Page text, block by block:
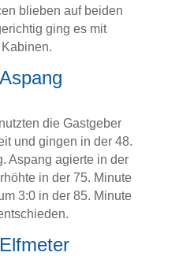
blieben auf beiden
ging es mit
die Gastgeber
und gingen in der 48.
Aspang agierte in der
in der 75. Minute
3:0 in der 85. Minute